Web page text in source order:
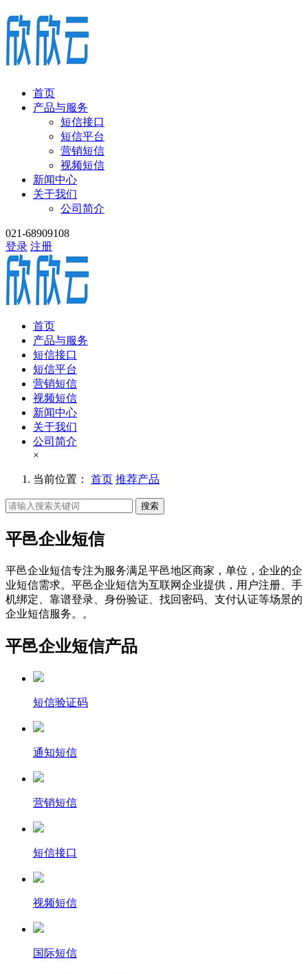
首页
产品与服务
短信接口
短信平台
营销短信
视频短信
新闻中心
关于我们
公司简介
021-68909108
登录 注册
首页
产品与服务
短信接口
短信平台
营销短信
视频短信
新闻中心
关于我们
公司简介
×
当前位置： 首页 推荐产品
搜索
平邑企业短信
平邑企业短信专注为服务满足平邑地区商家，单位，企业的企
业短信需求。平邑企业短信为互联网企业提供，用户注册、手
机绑定、靠谱登录、身份验证、找回密码、支付认证等场景的
企业短信服务。。
平邑企业短信产品
短信验证码
通知短信
营销短信
短信接口
视频短信
国际短信